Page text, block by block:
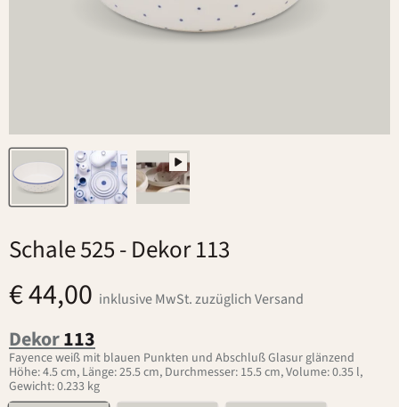
Schale 525- Dekor 113
€ 44,00 inklusive MwSt. zuzüglich Versand
Dekor113
Fayence weiß mit blauen Punkten und Abschluß Glasur glänzend
Höhe: 4.5 cm, Länge: 25.5 cm, Durchmesser: 15.5 cm, Volume: 0.35 l,
Gewicht: 0.233 kg